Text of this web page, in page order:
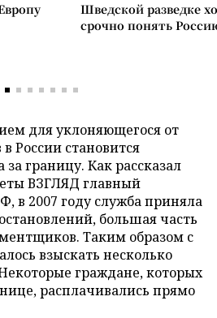
Шведской разведке
срочно понять
для уклоняющегося от
России становится
границу. Как рассказал
ВЗГЛЯД главный
в 2007 году служба приняла
большая часть
Таким образом с
взыскать несколько
граждане, которых
расплачивались прямо